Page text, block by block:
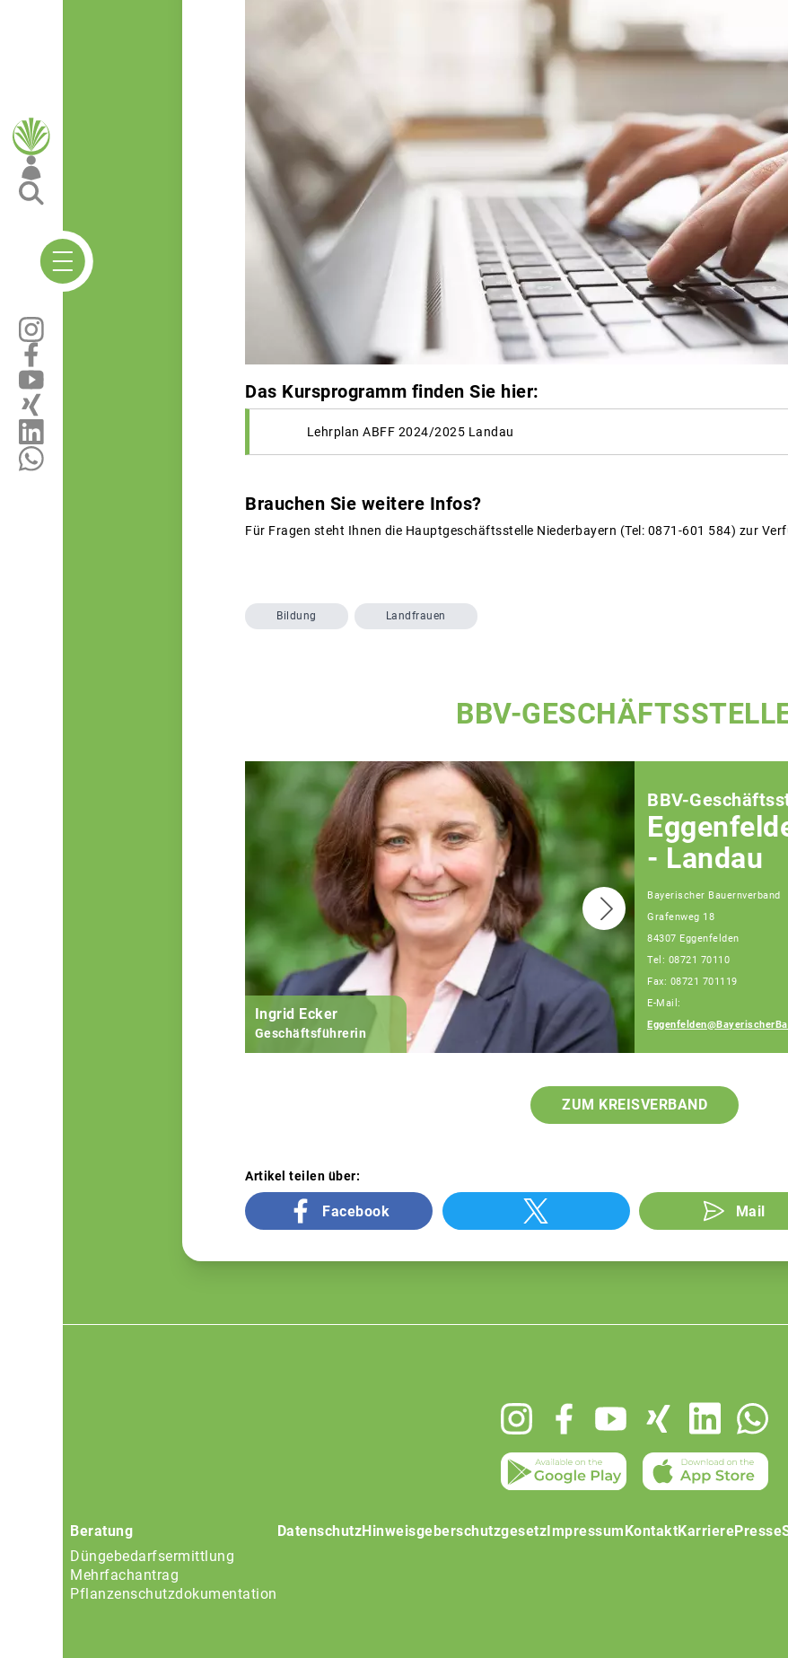
Das Kursprogramm finden Sie hier:
Lehrplan ABFF 2024/2025 Landau
Brauchen Sie weitere Infos?
Für Fragen steht Ihnen die Hauptgeschäftsstelle Niederbayern (Tel: 0871-601 584) zur
Bildung Landfrauen
BBV-
Ingrid Ecker
Geschäftsführerin Fachberaterin
BBV-
- Landau
Bayerischer Bauernverband
Grafenweg 18
84307 Eggenfelden
Tel: 08721 70110
Fax: 08721 701119
E-Mail:
ZUM KREISVERBAND
Artikel teilen über:
Facebook Mail
Beratung
Düngebedarfsermittlung
Mehrfachantrag
Pflanzenschutzdokumentation
DatenschutzHinweisgeberschutzgesetz Impressum KontaktKarrierePresse